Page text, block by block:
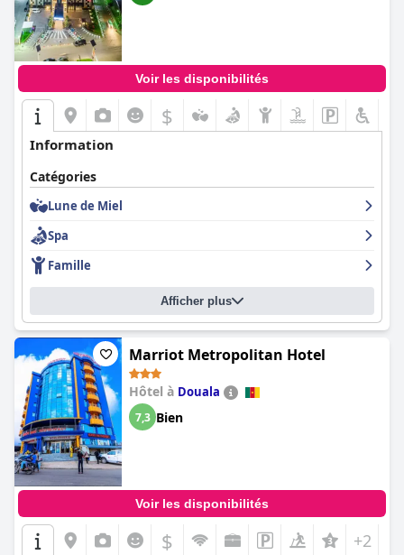
Voir les disponibilités
$
Information
Catégories
Lune de Miel
Spa
Famille
Afficher plus
Marriot Metropolitan Hotel
Hôtel à Douala
7,3 Bien
Voir les disponibilités
$ +2